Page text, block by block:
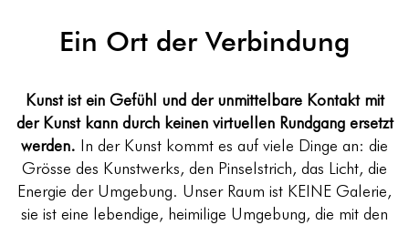
Ein Ort der Verbindung
Kunst ist ein Gefühl und der unmittelbare Kontakt mit
der Kunst kann durch keinen virtuellen Rundgang ersetzt
werden. In der Kunst kommt es auf viele Dinge an: die
Grösse des Kunstwerks, den Pinselstrich, das Licht, die
Energie der Umgebung. Unser Raum ist KEINE Galerie,
sie ist eine lebendige, heimilige Umgebung, die mit den